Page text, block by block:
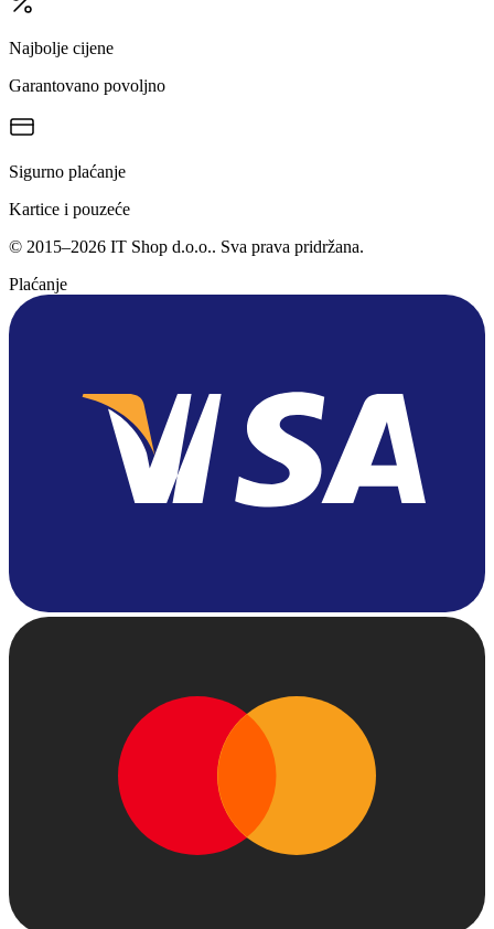
Najbolje cijene
Garantovano povoljno
Sigurno plaćanje
Kartice i pouzeće
© 2015–2026 IT Shop d.o.o.. Sva prava pridržana.
Plaćanje